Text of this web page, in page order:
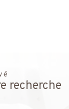
recherche